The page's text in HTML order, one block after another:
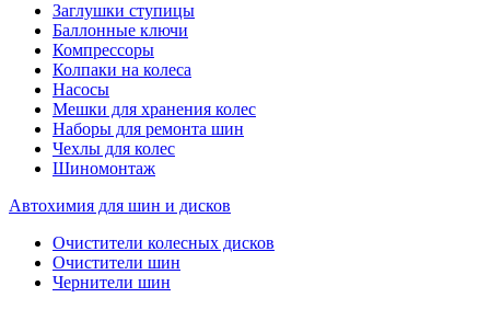
Заглушки ступицы
Баллонные ключи
Компрессоры
Колпаки на колеса
Насосы
Мешки для хранения колес
Наборы для ремонта шин
Чехлы для колес
Шиномонтаж
Автохимия для шин и дисков
Очистители колесных дисков
Очистители шин
Чернители шин